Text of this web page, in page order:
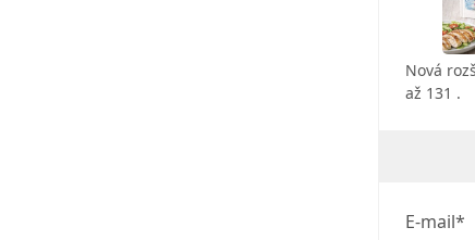
Nová
až 131 .
E-mail*